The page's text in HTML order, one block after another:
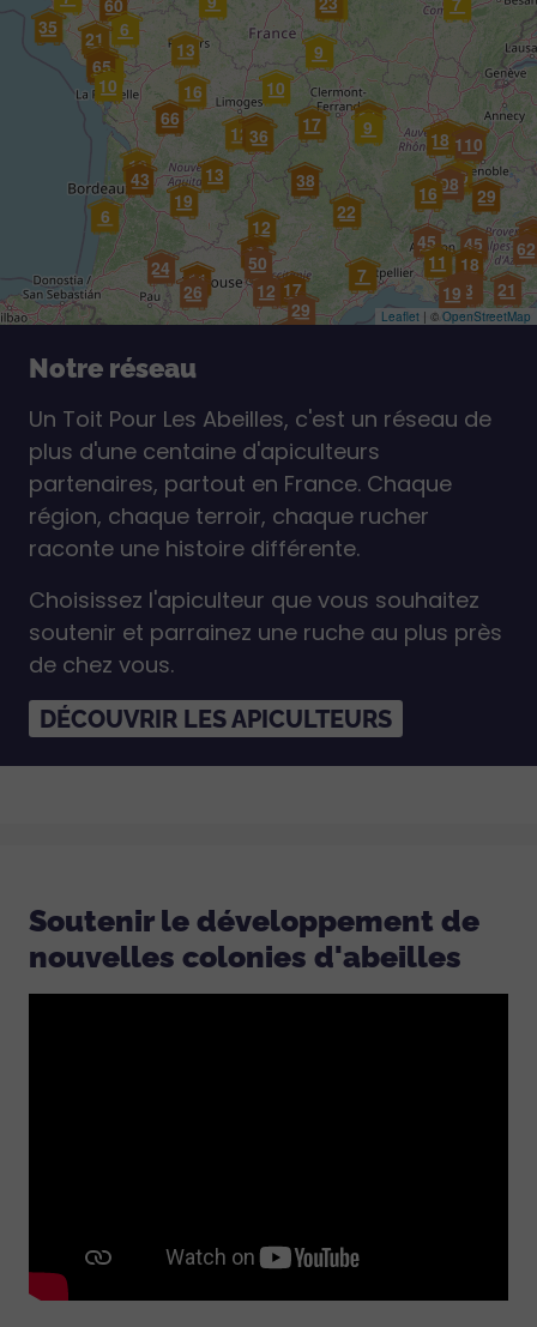
29
19
26 12 23 21
45
25
17
11 7
24 50 18
11
15 62
45
45
12
6 22
19 29
1698
38
43 13 10
10
110
22
22
1816
36
49
12 17
66 9
31
16 10
10
65
7
36 13 9
21
35 6
60
Leaflet | © OpenStreetMap
Notre réseau
Un Toit Pour Les Abeilles, c'est un réseau de
plus d'une centaine d'apiculteurs
partenaires, partout en France. Chaque
région, chaque terroir, chaque rucher
raconte une histoire différente.
Choisissez l'apiculteur que vous souhaitez
soutenir et parrainez une ruche au plus près
de chez vous.
DÉCOUVRIR LES APICULTEURS
Soutenir le développement de
nouvelles colonies d'abeilles